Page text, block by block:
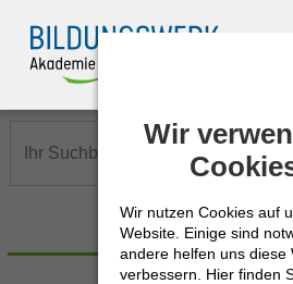
Zuklappen
Erweiterte Suche
Wir
Wir nutzen Cookies auf
Website. Einige sind
andere helfen uns diese
verbessern. Hier finden
Wir
Wir nutzen Cookies auf
Website. Einige sind
andere helfen uns diese
verbessern. Hier finden